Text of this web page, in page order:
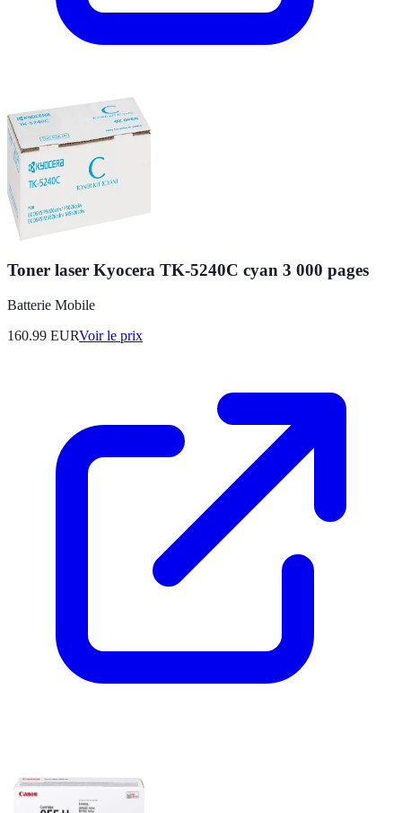
Toner laser Kyocera TK-5240C cyan 3 000 pages
Batterie Mobile
160.99 EURVoir le prix